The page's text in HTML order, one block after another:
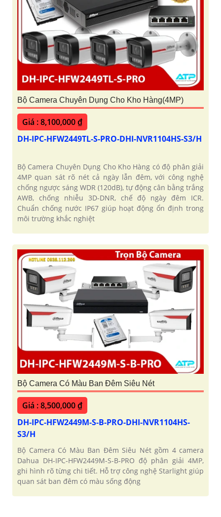
Bộ Camera Chuyên Dụng Cho Kho Hàng(4MP)
Giá : 8,100,000 ₫
DH-IPC-HFW2449TL-S-PRO-DHI-NVR1104HS-S3/H
Bộ Camera Chuyên Dụng Cho Kho Hàng có độ phân giải
4MP quan sát rõ nét cả ngày lẫn đêm, với công nghệ
chống ngược sáng WDR (120dB), tự động cân bằng trắng
AWB, chống nhiễu 3D-DNR, chế độ ngày đêm ICR.
Chuẩn chống nước IP67 giúp hoạt động ổn định trong
môi trường khắc nghiệt
Bộ Camera Có Màu Ban Đêm Siêu Nét
Giá : 8,500,000 ₫
DH-IPC-HFW2449M-S-B-PRO-DHI-NVR1104HS-
S3/H
Bộ Camera Có Màu Ban Đêm Siêu Nét gồm 4 camera
Dahua DH-IPC-HFW2449M-S-B-PRO độ phân giải 4MP,
ghi hình rõ từng chi tiết. Hỗ trợ công nghệ Starlight giúp
quan sát ban đêm có màu sống động